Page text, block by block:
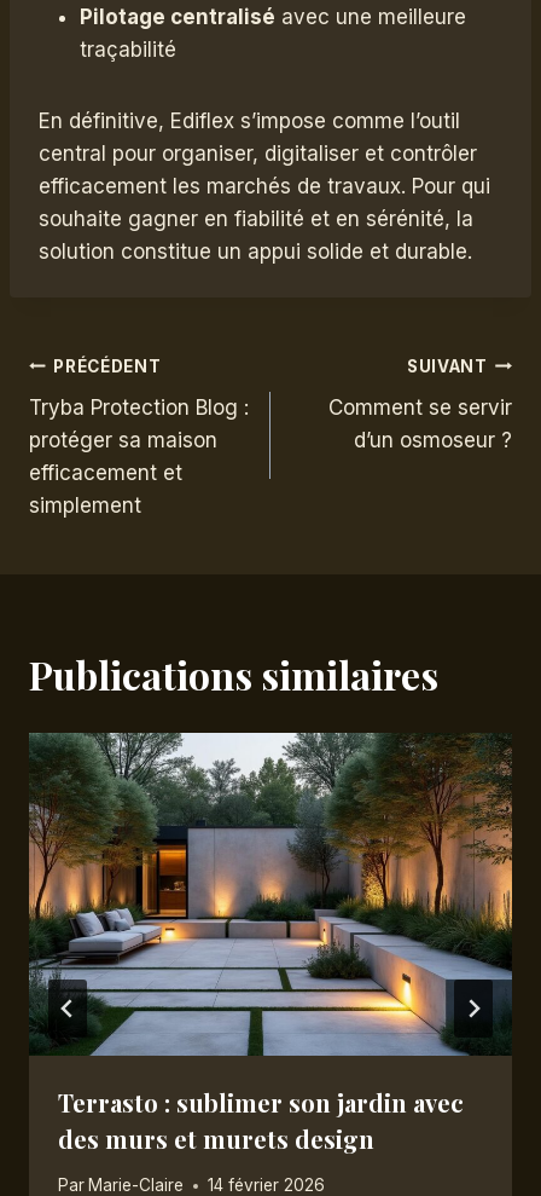
Pilotage centralisé avec une meilleure
traçabilité
En définitive, Ediflex s’impose comme l’outil
central pour organiser, digitaliser et contrôler
efficacement les marchés de travaux. Pour qui
souhaite gagner en fiabilité et en sérénité, la
solution constitue un appui solide et durable.
Navigation
de
l’article
PRÉCÉDENT
Tryba Protection Blog :
protéger sa maison
efficacement et
simplement
SUIVANT
Comment se servir
d’un osmoseur ?
Publications similaires
Terrasto : sublimer son jardin avec
des murs et murets design
Par Marie-Claire 14 février 2026